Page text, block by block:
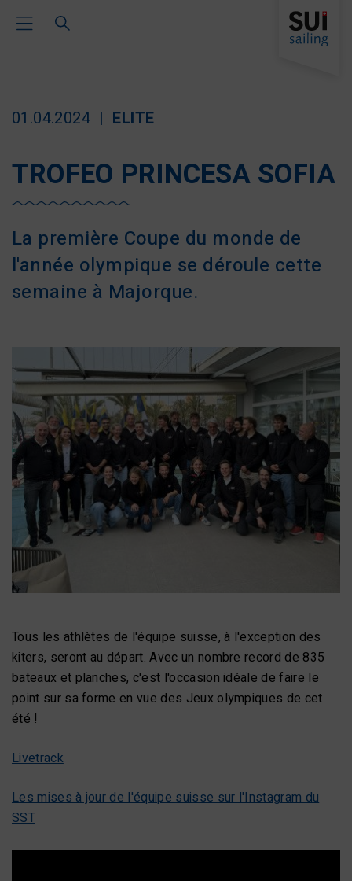
Toggle Main Navigation
01.04.2024 ELITE
TROFEO PRINCESA SOFIA
La première Coupe du monde de
l'année olympique se déroule cette
semaine à Majorque.
Tous les athlètes de l'équipe suisse, à l'exception des
kiters, seront au départ. Avec un nombre record de 835
bateaux et planches, c'est l'occasion idéale de faire le
point sur sa forme en vue des Jeux olympiques de cet
été !
Livetrack
Les mises à jour de l'équipe suisse sur l'Instagram du
SST